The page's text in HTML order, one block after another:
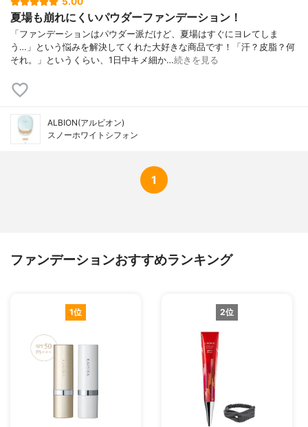
夏場も崩れにくいパウダーファンデーション！
「ファンデーションはパウダー派だけど、夏場はすぐにヨレてしま
う…」という悩みを解決してくれた大好きな商品です！「汗？皮脂？何
それ。」というくらい、1日中キメ細か…続きを見る
ALBION(アルビオン)
スノーホワイトシフォン
1
ファンデーションおすすめランキング
1位 2位